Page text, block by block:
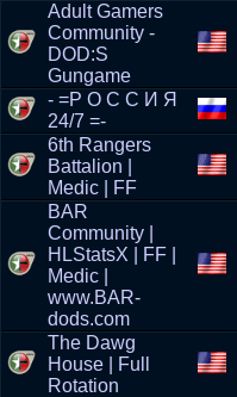
Adult Gamers
Community -
DOD:S
Gungame
- =Р О С С И Я
24/7 =-
6th Rangers
Battalion |
Medic | FF
BAR
Community |
HLStatsX | FF |
Medic |
www.BAR-
dods.com
The Dawg
House | Full
Rotation